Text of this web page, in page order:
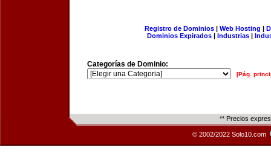
Registro de Dominios| Web Hosting |
Dominios Expirados | Industrias |
Categorías de Dominio:
[Pág.
** Precios
© 2002/2022 Solo10.com